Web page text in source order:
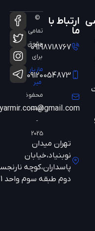
ارتباط با
09198718767
09120054873
mazyarmir.com@gmail.com
تهران میدان
نوبنیاد،خیابان
پاسداران،کوچه نارنجستان
دوم طبقه سوم واحد 301
©
تمامی
حقوق
محفوظ
است